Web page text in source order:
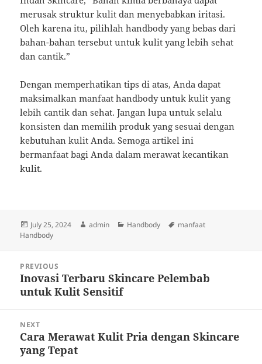
merusak struktur kulit dan menyebabkan iritasi.
Oleh karena itu, pilihlah handbody yang bebas dari
bahan-bahan tersebut untuk kulit yang lebih sehat
dan cantik.”
Dengan memperhatikan tips di atas, Anda dapat
maksimalkan manfaat handbody untuk kulit yang
lebih cantik dan sehat. Jangan lupa untuk selalu
konsisten dan memilih produk yang sesuai dengan
kebutuhan kulit Anda. Semoga artikel ini
bermanfaat bagi Anda dalam merawat kecantikan
kulit.
Posted
on
July 25, 2024 Author
admin Categories
Handbody Tags
manfaat
Handbody
navigation
PREVIOUS
Previous
post:
Inovasi Terbaru Skincare Pelembab
untuk Kulit Sensitif
NEXT
Next
post:
Cara Merawat Kulit Pria dengan Skincare
yang Tepat